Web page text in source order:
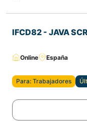
IFCD82 - JAVA
Online España
Para: Trabajadores